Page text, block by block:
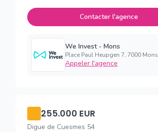
Contacter l'agence
We Invest - Mons
Place Paul Heupgen 7, 7000 Mons
Appeler l'agence
255.000 EUR
Digue de Cuesmes 54